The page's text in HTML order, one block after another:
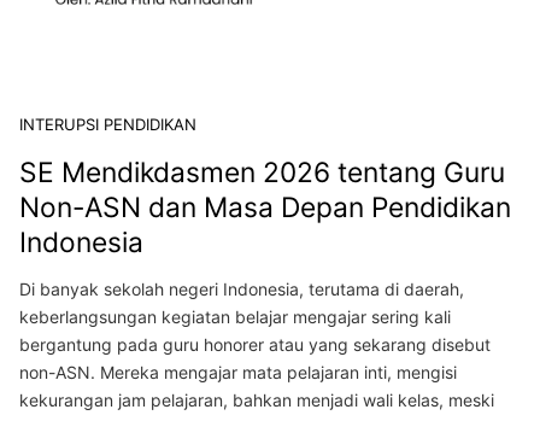
INTERUPSI PENDIDIKAN
SE Mendikdasmen 2026 tentang Guru
Non-ASN dan Masa Depan Pendidikan
Indonesia
Di banyak sekolah negeri Indonesia, terutama di daerah,
keberlangsungan kegiatan belajar mengajar sering kali
bergantung pada guru honorer atau yang sekarang disebut
non-ASN. Mereka mengajar mata pelajaran inti, mengisi
kekurangan jam pelajaran, bahkan menjadi wali kelas, meski